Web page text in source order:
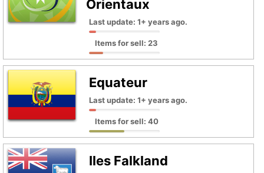
Orientaux
Last update: 1+ years ago.
Items for sell: 23
Equateur
Last update: 1+ years ago.
Items for sell: 40
Iles Falkland